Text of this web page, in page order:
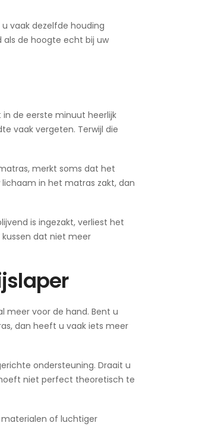
vaak dezelfde houding
als de hoogte echt bij uw
de eerste minuut heerlijk
vaak vergeten. Terwijl die
merkt soms dat het
in het matras zakt, dan
is ingezakt, verliest het
dat niet meer
meer voor de hand. Bent u
dan heeft u vaak iets meer
ondersteuning. Draait u
niet perfect theoretisch te
materialen of luchtiger